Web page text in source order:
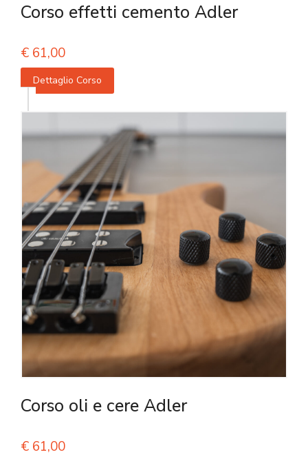
Corso effetti cemento Adler
€ 61,00
Dettaglio Corso
Corso oli e cere Adler
€ 61,00